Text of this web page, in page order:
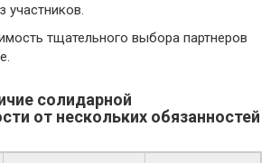
участников.
тщательного выбора партнеров
солидарной
от нескольких обязанностей